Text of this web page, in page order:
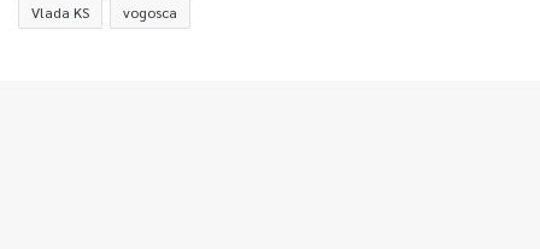
Vlada KS vogosca